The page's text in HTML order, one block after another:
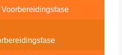
Voorbereidingsfase